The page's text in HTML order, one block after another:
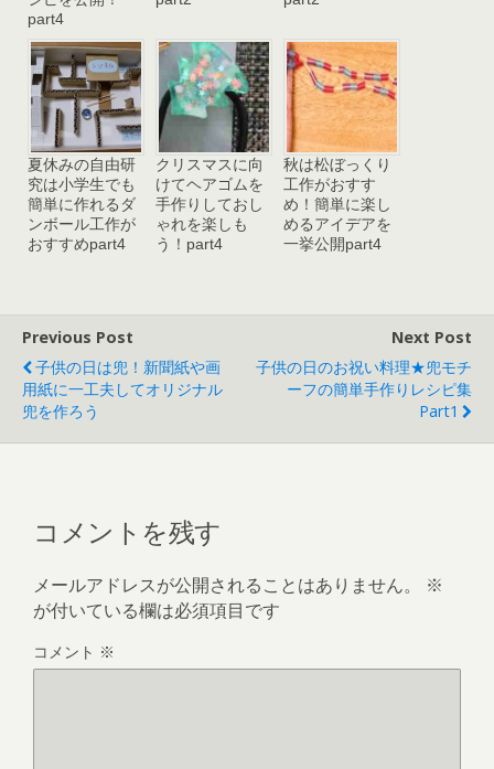
part4
夏休みの自由研
究は小学生でも
簡単に作れるダ
ンボール工作が
おすすめpart4
クリスマスに向
けてヘアゴムを
手作りしておし
ゃれを楽しも
う！part4
秋は松ぼっくり
工作がおすす
め！簡単に楽し
めるアイデアを
一挙公開part4
Previous Post
子供の日は兜！新聞紙や画
用紙に一工夫してオリジナル
兜を作ろう
Next Post
子供の日のお祝い料理★兜モチ
ーフの簡単手作りレシピ集
Part1
コメントを残す
メールアドレスが公開されることはありません。
※
が付いている欄は必須項目です
コメント ※